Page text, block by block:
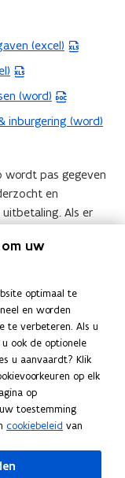
(excel)
(word)
inburgering (word)
pas gegeven
en
Als er
Indien je
je altijd contact
uw
optimaal te
en worden
te verbeteren. Als u
ook de optionele
u aanvaardt? Klik
op elk
op
toestemming
cookiebeleid van